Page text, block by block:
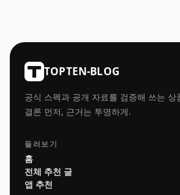
TOPTEN-BLOG
공식 스펙과 공개 자료를 검증해 쓰는 상
결론 먼저, 근거는 투명하게.
둘러보기
홈
전체 추천 글
앱 추천